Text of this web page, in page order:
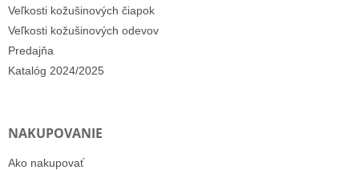
Veľkosti kožušinových čiapok
Veľkosti kožušinových odevov
Predajňa
Katalóg 2024/2025
NAKUPOVANIE
Ako nakupovať